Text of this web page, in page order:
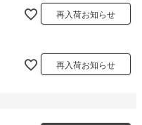
再入荷お知らせ
再入荷お知らせ